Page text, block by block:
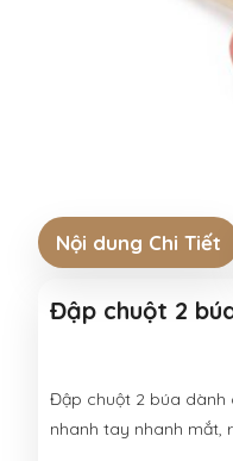
Nội dung Chi Tiết
Đập chuột 2
Đập chuột 2 búa dành
nhanh tay nhanh mắt,